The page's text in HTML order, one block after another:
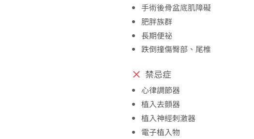
手術後骨盆底肌障礙
肥胖族群
長期便祕
跌倒撞傷臀部、尾椎
禁忌症
心律調節器
植入去顫器
植入神經刺激器
電子植入物